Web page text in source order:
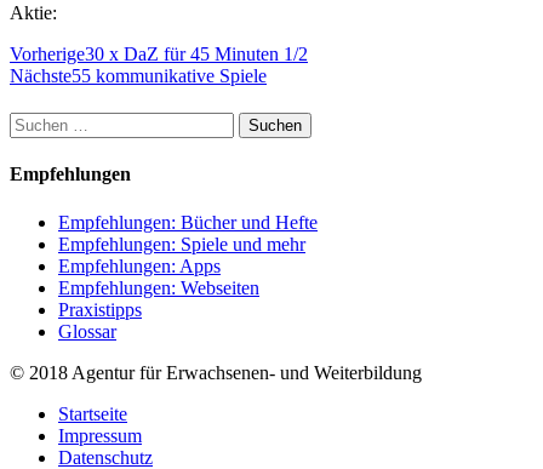
Aktie:
Vorherige30 x DaZ für 45 Minuten 1/2
Nächste55 kommunikative Spiele
Suchen
nach:
Empfehlungen
Empfehlungen: Bücher und Hefte
Empfehlungen: Spiele und mehr
Empfehlungen: Apps
Empfehlungen: Webseiten
Praxistipps
Glossar
© 2018 Agentur für Erwachsenen- und Weiterbildung
Startseite
Impressum
Datenschutz